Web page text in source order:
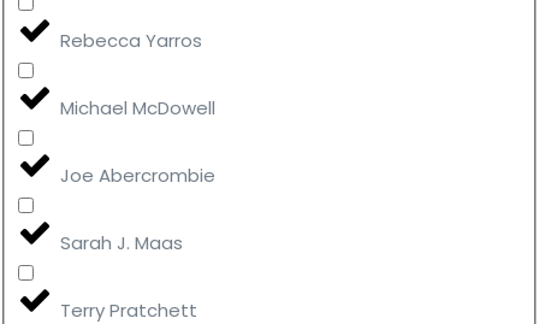
Rebecca Yarros
Michael McDowell
Joe Abercrombie
Sarah J. Maas
Terry Pratchett